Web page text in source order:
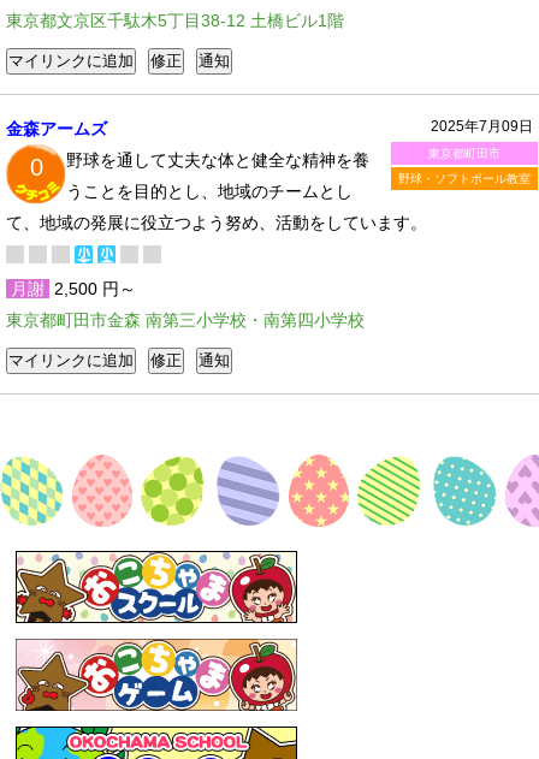
東京都文京区千駄木5丁目38-12 土橋ビル1階
2025年7月09日
東京都町田市
野球・ソフトボール教室
金森アームズ
0
野球を通して丈夫な体と健全な精神を養
うことを目的とし、地域のチームとし
て、地域の発展に役立つよう努め、活動をしています。
月謝 2,500 円～
東京都町田市金森 南第三小学校・南第四小学校